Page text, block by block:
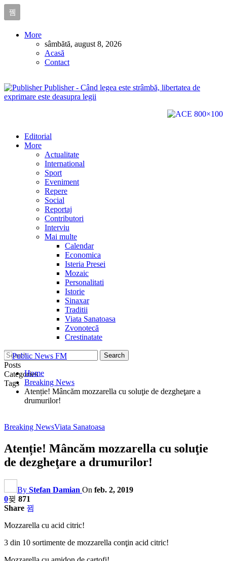
More
sâmbătă, august 8, 2026
Acasă
Contact
Publisher - Când legea este strâmbă, libertatea de
exprimare este deasupra legii
Editorial
More
Actualitate
International
Sport
Eveniment
Repere
Social
Reportaj
Contributori
Interviu
Mai multe
Calendar
Economica
Isteria Presei
Mozaic
Personalitati
Istorie
Sinaxar
Traditii
Viata Sanatoasa
Zvonotecă
Crestinatate
Posts
Categories
Tags
Home
Breaking News
Atenție! Mâncăm mozzarella cu soluţie de dezgheţare a
drumurilor!
Breaking NewsViata Sanatoasa
Atenție! Mâncăm mozzarella cu soluţie
de dezgheţare a drumurilor!
By Stefan Damian On feb. 2, 2019
0
871
Share
Mozzarella cu acid citric!
3 din 10 sortimente de mozzarella conţin acid citric!